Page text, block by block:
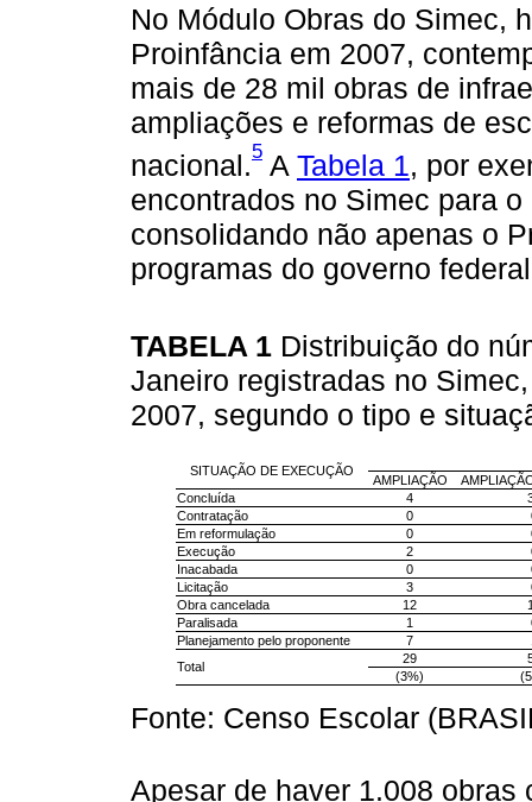
No Módulo Obras do Simec,
Proinfância em 2007,
mais de 28 mil obras de
ampliações e reformas de
nacional.5 A Tabela 1, por
encontrados no Simec para
consolidando não apenas o
programas do governo
TABELA 1 Distribuição do
Janeiro registradas no
2007, segundo o tipo e
SITUAÇÃO DE EXECUÇÃO
AMPLIAÇÃO
Concluída
4
Contratação
0
Em reformulação
0
Execução
2
Inacabada
0
Licitação
3
Obra cancelada
12
Paralisada
1
Planejamento pelo proponente
7
Total
29
(3%)
Fonte: Censo Escolar
Apesar de haver 1.008